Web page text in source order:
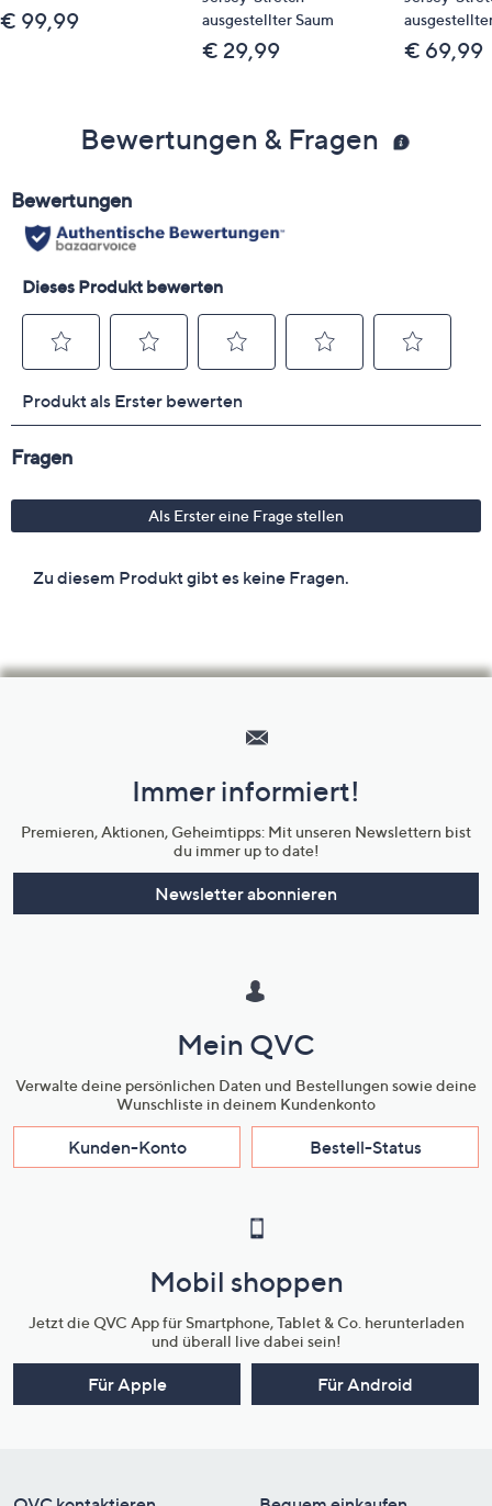
€ 99,99
ausgestellter Saum
€ 29,99 € 69,99
Bewertungen & Fragen
Unternehmensinformationen
Immer informiert!
Premieren, Aktionen, Geheimtipps: Mit unseren Newslettern bist
du immer up to date!
Newsletter abonnieren
Mein QVC
Verwalte deine persönlichen Daten und Bestellungen sowie deine
Wunschliste in deinem Kundenkonto
Kunden-Konto Bestell-Status
Mobil shoppen
Jetzt die QVC App für Smartphone, Tablet & Co. herunterladen
und überall live dabei sein!
Für Apple Für Android